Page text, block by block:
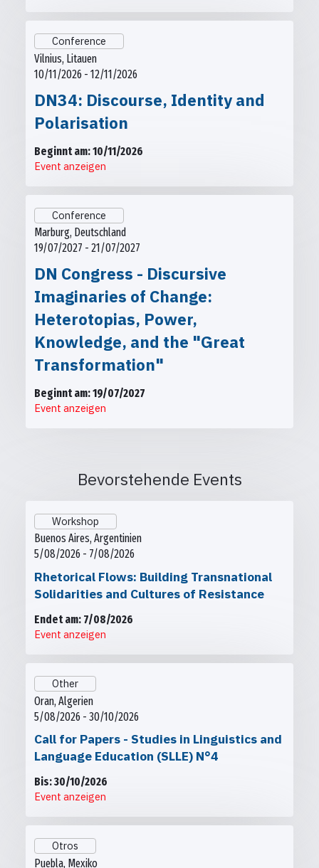
Conference
Vilnius, Litauen
10/11/2026 - 12/11/2026
DN34: Discourse, Identity and
Polarisation
Beginnt am: 10/11/2026
Event anzeigen
Conference
Marburg, Deutschland
19/07/2027 - 21/07/2027
DN Congress - Discursive
Imaginaries of Change:
Heterotopias, Power,
Knowledge, and the "Great
Transformation"
Beginnt am: 19/07/2027
Event anzeigen
Bevorstehende Events
Workshop
Buenos Aires, Argentinien
5/08/2026 - 7/08/2026
Rhetorical Flows: Building Transnational
Solidarities and Cultures of Resistance
Endet am: 7/08/2026
Event anzeigen
Other
Oran, Algerien
5/08/2026 - 30/10/2026
Call for Papers - Studies in Linguistics and
Language Education (SLLE) N°4
Bis: 30/10/2026
Event anzeigen
Otros
Puebla, Mexiko